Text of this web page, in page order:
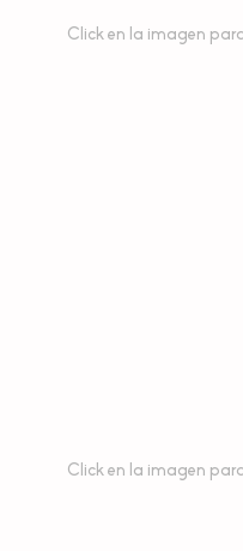
Click en la imagen
Click en la imagen